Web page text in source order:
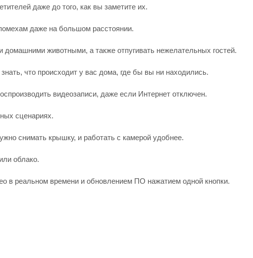
даже до того, как вы заметите их.
даже на большом расстоянии.
животными, а также отпугивать нежелательных гостей.
что происходит у вас дома, где бы вы ни находились.
видеозаписи, даже если Интернет отключен.
сценариях.
снимать крышку, и работать с камерой удобнее.
облако.
в реальном времени и обновлением ПО нажатием одной кнопки.